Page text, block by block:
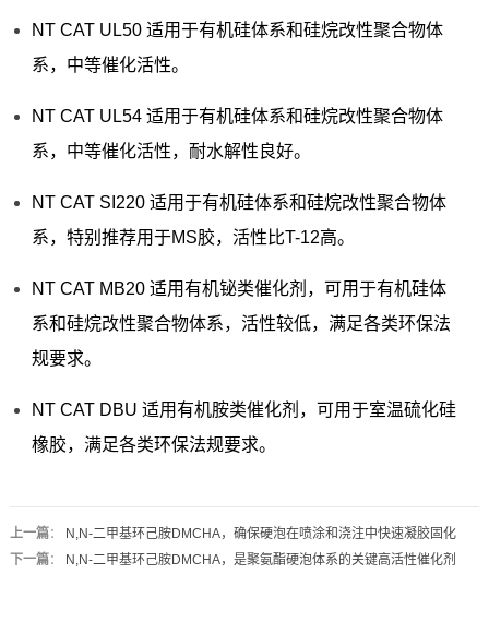
NT CAT UL50 适用于有机硅体系和硅烷改性聚合物体
系，中等催化活性。
NT CAT UL54 适用于有机硅体系和硅烷改性聚合物体
系，中等催化活性，耐水解性良好。
NT CAT SI220 适用于有机硅体系和硅烷改性聚合物体
系，特别推荐用于MS胶，活性比T-12高。
NT CAT MB20 适用有机铋类催化剂，可用于有机硅体
系和硅烷改性聚合物体系，活性较低，满足各类环保法
规要求。
NT CAT DBU 适用有机胺类催化剂，可用于室温硫化硅
橡胶，满足各类环保法规要求。
上一篇：
N,N-二甲基环己胺DMCHA，确保硬泡在喷涂和浇注中快速凝胶固化
下一篇： N,N-二甲基环己胺DMCHA，是聚氨酯硬泡体系的关键高活性催化剂